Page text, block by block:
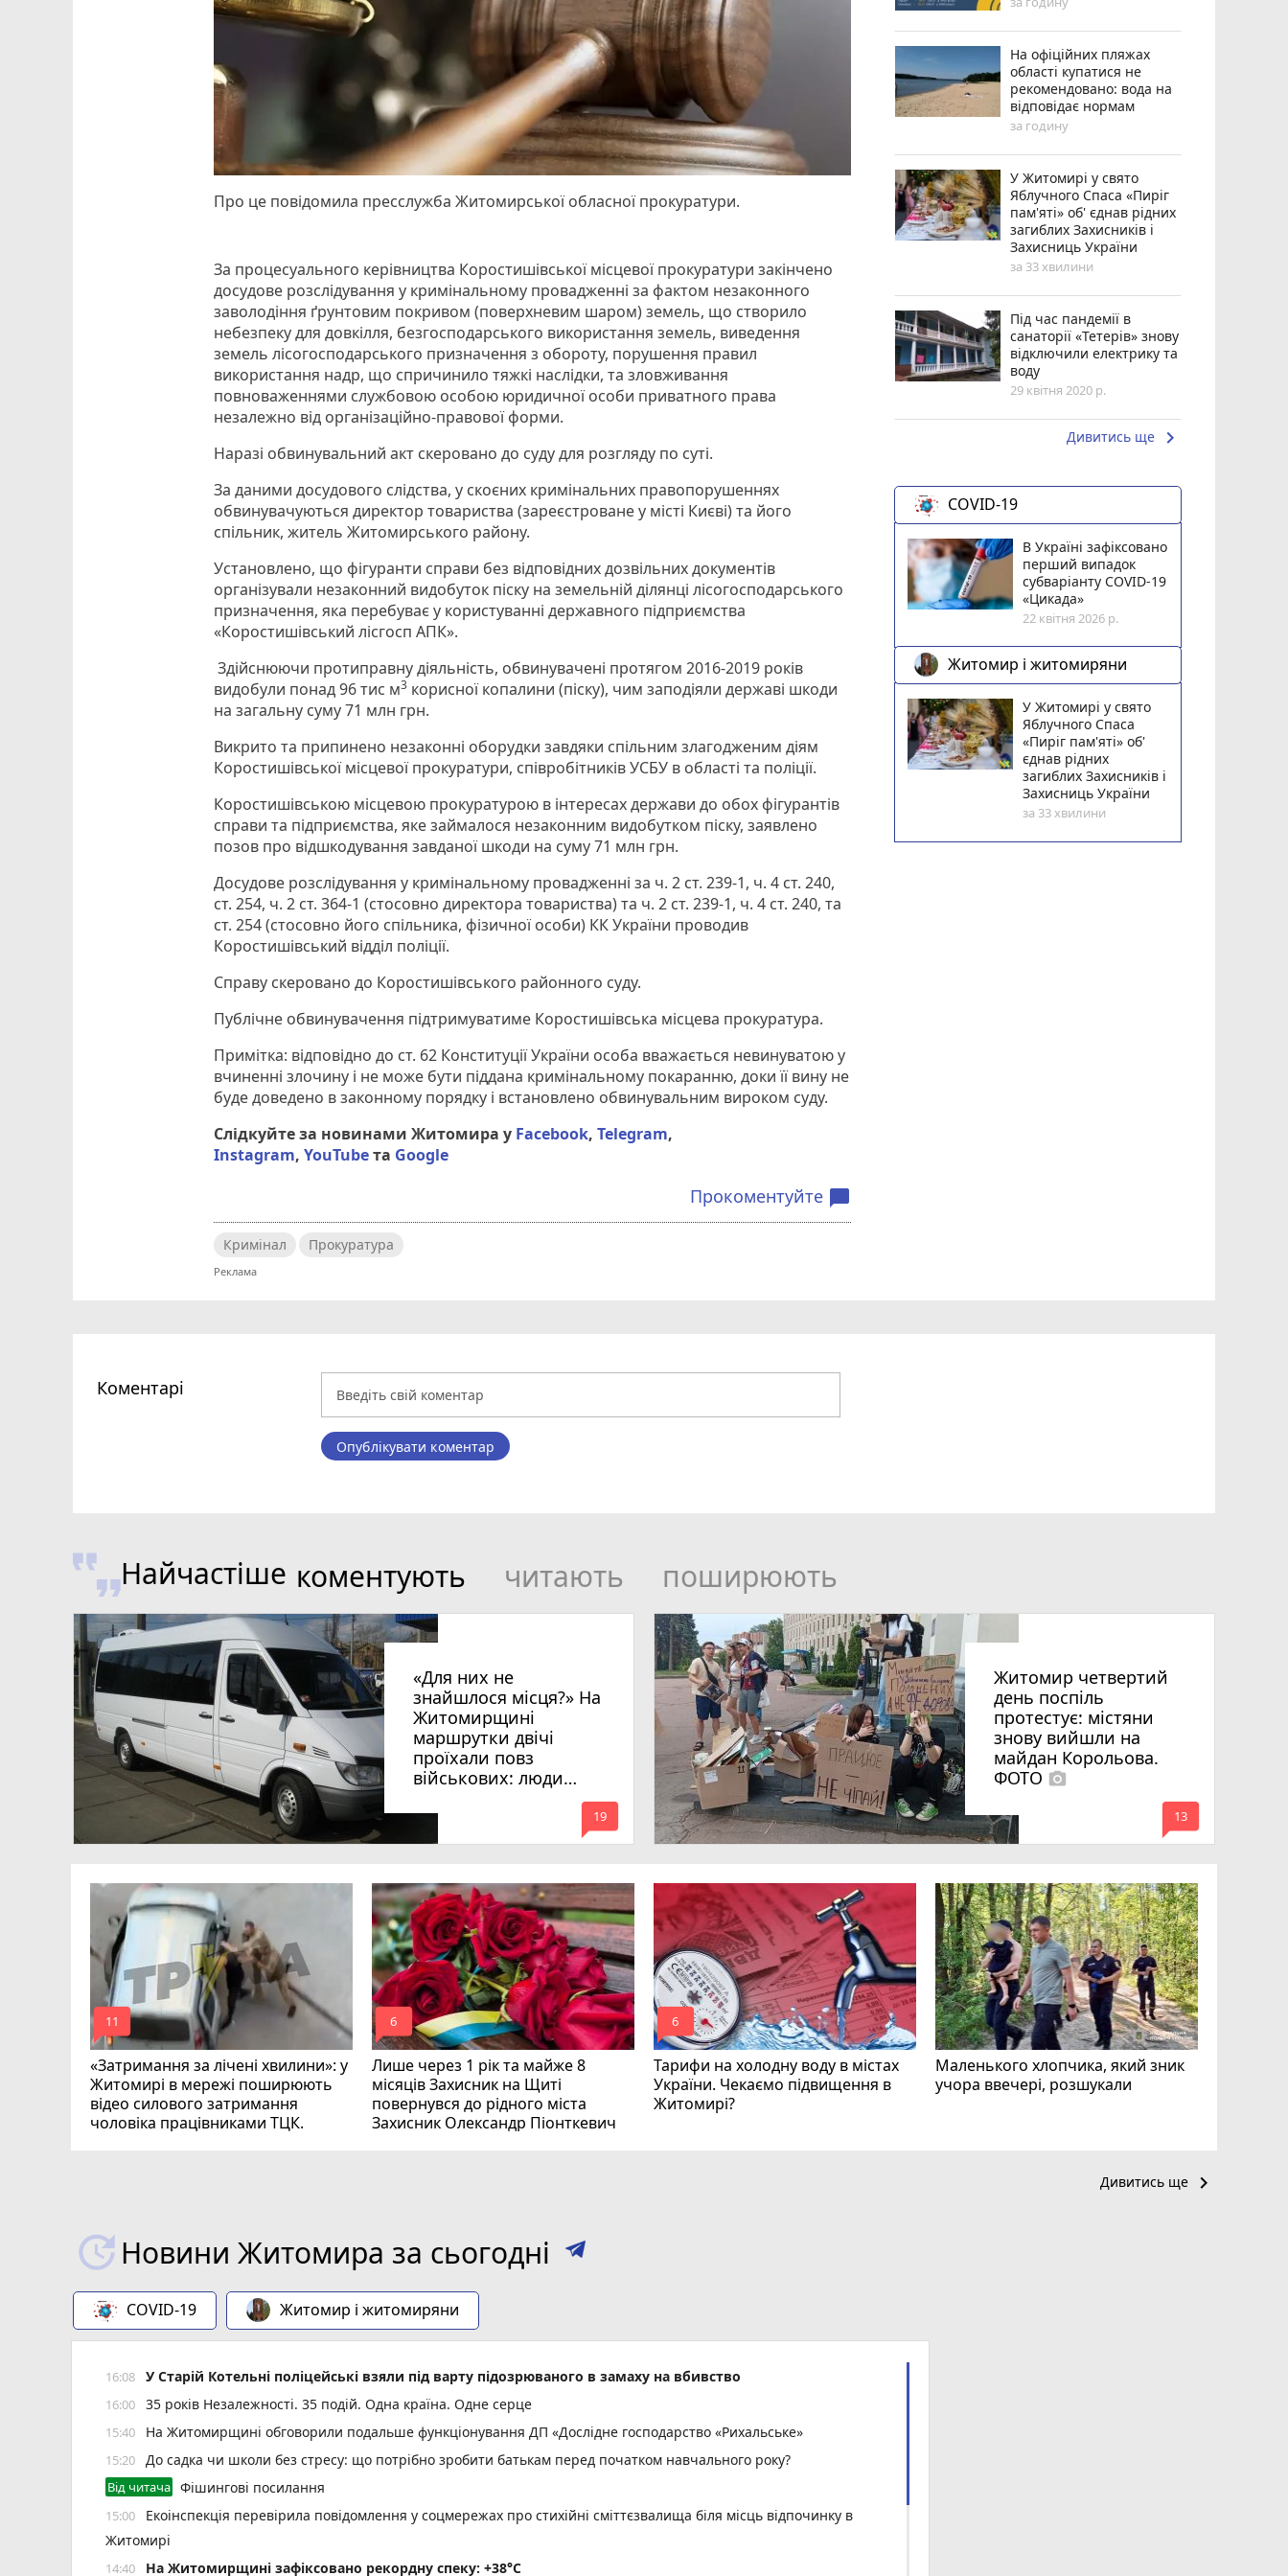
Про це повідомила пресслужба Житомирської обласної прокуратури.
За процесуального керівництва Коростишівської місцевої прокуратури закінчено
досудове розслідування у кримінальному провадженні за фактом незаконного
заволодіння ґрунтовим покривом (поверхневим шаром) земель, що створило
небезпеку для довкілля, безгосподарського використання земель, виведення
земель лісогосподарського призначення з обороту, порушення правил
використання надр, що спричинило тяжкі наслідки, та зловживання
повноваженнями службовою особою юридичної особи приватного права
незалежно від організаційно-правової форми.
Наразі обвинувальний акт скеровано до суду для розгляду по суті.
За даними досудового слідства, у скоєних кримінальних правопорушеннях
обвинувачуються директор товариства (зареєстроване у місті Києві) та його
спільник, житель Житомирського району.
Установлено, що фігуранти справи без відповідних дозвільних документів
організували незаконний видобуток піску на земельній ділянці лісогосподарського
призначення, яка перебуває у користуванні державного підприємства
«Коростишівський лісгосп АПК».
Здійснюючи протиправну діяльність, обвинувачені протягом 2016-2019 років
видобули понад 96 тис м3 корисної копалини (піску), чим заподіяли державі шкоди
на загальну суму 71 млн грн.
Викрито та припинено незаконні оборудки завдяки спільним злагодженим діям
Коростишівської місцевої прокуратури, співробітників УСБУ в області та поліції.
Коростишівською місцевою прокуратурою в інтересах держави до обох фігурантів
справи та підприємства, яке займалося незаконним видобутком піску, заявлено
позов про відшкодування завданої шкоди на суму 71 млн грн.
Досудове розслідування у кримінальному провадженні за ч. 2 ст. 239-1, ч. 4 ст. 240,
ст. 254, ч. 2 ст. 364-1 (стосовно директора товариства) та ч. 2 ст. 239-1, ч. 4 ст. 240, та
ст. 254 (стосовно його спільника, фізичної особи) КК України проводив
Коростишівський відділ поліції.
Справу скеровано до Коростишівського районного суду.
Публічне обвинувачення підтримуватиме Коростишівська місцева прокуратура.
Примітка: відповідно до ст. 62 Конституції України особа вважається невинуватою у
вчиненні злочину і не може бути піддана кримінальному покаранню, доки її вину не
буде доведено в законному порядку і встановлено обвинувальним вироком суду.
Слідкуйте за новинами Житомира у Facebook,Telegram,
Instagram,YouTubeта Google
Прокоментуйте chat_bubble
Кримінал Прокуратура
На офіційних пляжах
області купатися не
рекомендовано: вода на
відповідає нормам
за годину
У Житомирі у свято
Яблучного Спаса «Пиріг
пам'яті» об' єднав рідних
загиблих Захисників і
Захисниць України
за 33 хвилини
Під час пандемії в
санаторії «Тетерів» знову
відключили електрику та
воду
29 квітня 2020 р.
Дивитись ще keyboard_arrow_right
COVID-19
В Україні зафіксовано
перший випадок
субваріанту COVID-19
«Цикада»
22 квітня 2026 р.
Житомир і житомиряни
У Житомирі у свято
Яблучного Спаса
«Пиріг пам'яті» об'
єднав рідних
загиблих Захисників і
Захисниць України
за 33 хвилини
Коментарі
Опублікувати коментар
Найчастіше коментують читають поширюють
«Для них не
знайшлося місця?» На
Житомирщині
маршрутки двічі
проїхали повз
військових: люди
вимагають покарати
винних
mode_comment
19
Житомир четвертий
день поспіль
протестує: містяни
знову вийшли на
майдан Корольова.
ФОТО photo_camera
mode_comment
13
«Затримання за лічені хвилини»: у
Житомирі в мережі поширюють
відео силового затримання
чоловіка працівниками ТЦК.
mode_comment
11
Лише через 1 рік та майже 8
місяців Захисник на Щиті
повернувся до рідного міста
Захисник Олександр Піонткевич
mode_comment
6
Тарифи на холодну воду в містах
України. Чекаємо підвищення в
Житомирі?
mode_comment
6
Маленького хлопчика, який зник
учора ввечері, розшукали
Дивитись ще keyboard_arrow_right
Новини Житомира за сьогодні
COVID-19 Житомир і житомиряни
16:08 У Старій Котельні поліцейські взяли під варту підозрюваного в замаху на вбивство
16:00 35 років Незалежності. 35 подій. Одна країна. Одне серце
15:40 На Житомирщині обговорили подальше функціонування ДП «Дослідне господарство «Рихальське»
15:20 До садка чи школи без стресу: що потрібно зробити батькам перед початком навчального року?
Від читача Фішингові посилання
15:00
Екоінспекція перевірила повідомлення у соцмережах про стихійні сміттєзвалища біля місць відпочинку в
Житомирі
14:40 Н️а Житомирщині зафіксовано рекордну спеку: +38°C